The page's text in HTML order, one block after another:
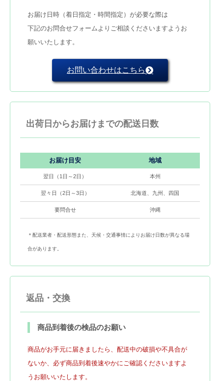
お届け日時（着日指定・時間指定）が必要な際は
下記のお問合せフォームよりご相談くださいますようお
願いいたします。
お問い合わせはこちら
出荷日からお届けまでの配送日数
お届け目安 地域
翌日（1日～2日） 本州
翌々日（2日～3日） 北海道、九州、四国
要問合せ 沖縄
＊配送業者・配送形態また、天候・交通事情によりお届け日数が異なる場
合があります。
返品・交換
商品到着後の検品のお願い
商品がお手元に届きましたら、配送中の破損や不具合が
ないか、必ず商品到着後速やかにご確認くださいますよ
うお願いいたします。